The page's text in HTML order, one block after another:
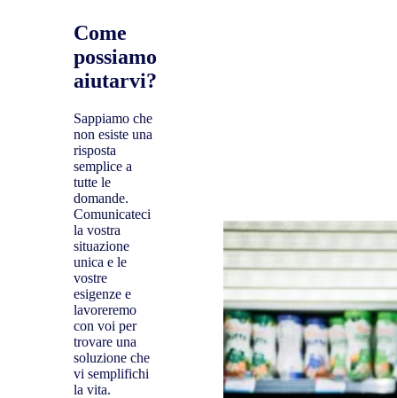
Come
possiamo
aiutarvi?
Sappiamo che
non esiste una
risposta
semplice a
tutte le
domande.
Comunicateci
la vostra
situazione
unica e le
vostre
esigenze e
lavoreremo
con voi per
trovare una
soluzione che
vi semplifichi
la vita.